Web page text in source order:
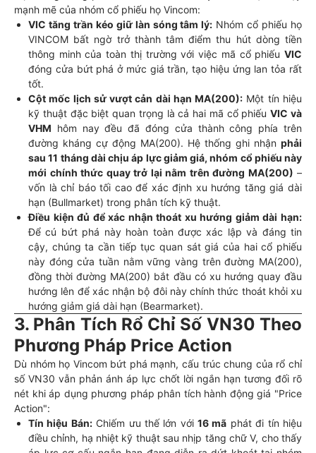
mạnh mẽ của nhóm cổ phiếu họ Vincom:
VIC tăng trần kéo giữ làn sóng tâm lý: Nhóm cổ phiếu họ
VINCOM bất ngờ trở thành tâm điểm thu hút dòng tiền
thông minh của toàn thị trường với việc mã cổ phiếu VIC
đóng cửa bứt phá ở mức giá trần, tạo hiệu ứng lan tỏa rất
tốt.
Cột mốc lịch sử vượt cản dài hạn MA(200): Một tín hiệu
kỹ thuật đặc biệt quan trọng là cả hai mã cổ phiếuVIC và
VHM hôm nay đều đã đóng cửa thành công phía trên
đường kháng cự động MA(200). Hệ thống ghi nhận phải
sau 11 tháng dài chịu áp lực giảm giá, nhóm cổ phiếu này
mới chính thức quay trở lại nằm trên đường MA(200) –
vốn là chỉ báo tối cao để xác định xu hướng tăng giá dài
hạn (Bullmarket) trong phân tích kỹ thuật.
Điều kiện đủ để xác nhận thoát xu hướng giảm dài hạn:
Để cú bứt phá này hoàn toàn được xác lập và đáng tin
cậy, chúng ta cần tiếp tục quan sát giá của hai cổ phiếu
này đóng cửa tuần nằm vững vàng trên đường MA(200),
đồng thời đường MA(200) bắt đầu có xu hướng quay đầu
hướng lên để xác nhận bộ đôi này chính thức thoát khỏi xu
hướng giảm giá dài hạn (Bearmarket).
3. Phân Tích Rổ Chỉ Số VN30 Theo
Phương Pháp Price Action
Dù nhóm họ Vincom bứt phá mạnh, cấu trúc chung của rổ chỉ
số VN30 vẫn phản ánh áp lực chốt lời ngắn hạn tương đối rõ
nét khi áp dụng phương pháp phân tích hành động giá "Price
Action":
Tín hiệu Bán:Chiếm ưu thế lớn với16 mã phát đi tín hiệu
điều chỉnh, hạ nhiệt kỹ thuật sau nhịp tăng chữ V, cho thấy